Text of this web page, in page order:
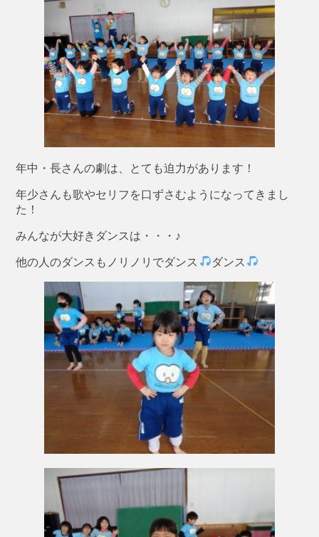
年中・長さんの劇は、とても迫力があります！
年少さんも歌やセリフを口ずさむようになってきまし
た！
みんなが大好きダンスは・・・♪
他の人のダンスもノリノリでダンス ダンス